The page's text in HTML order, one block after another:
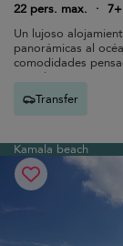
22 pers. max.
·
Un lujoso
panorámicas al
comodidades
Kamala
Transfer
Kamala beach